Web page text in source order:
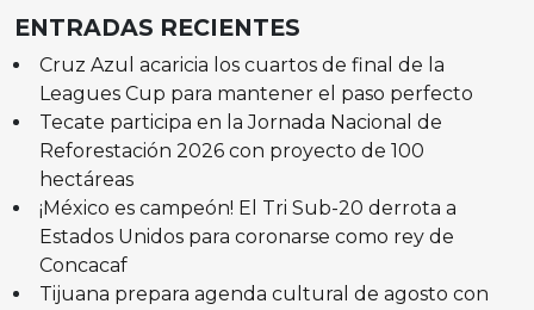
ENTRADAS RECIENTES
Cruz Azul acaricia los cuartos de final de la
Leagues Cup para mantener el paso perfecto
Tecate participa en la Jornada Nacional de
Reforestación 2026 con proyecto de 100
hectáreas
¡México es campeón! El Tri Sub-20 derrota a
Estados Unidos para coronarse como rey de
Concacaf
Tijuana prepara agenda cultural de agosto con